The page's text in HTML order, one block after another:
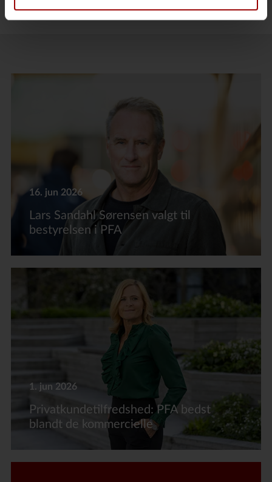
Kasper Lorenzen.
16. jun 2026
Lars Sandahl Sørensen valgt til
bestyrelsen i PFA
1. jun 2026
Privatkundetilfredshed: PFA bedst
blandt de kommercielle